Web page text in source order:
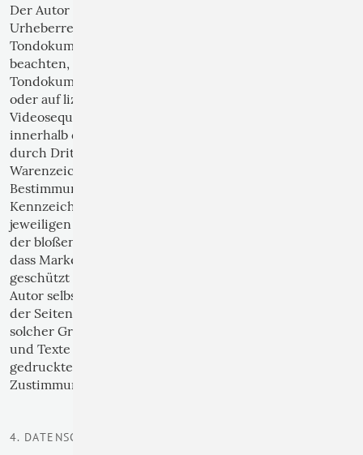
Der Autor ist bestrebt, in allen Publikationen die
Urheberrechte der verwendeten Grafiken,
Tondokumente, Videosequenzen und Texte zu
beachten, von ihm selbst erstellte Grafiken,
Tondokumente, Videosequenzen und Texte zu nutzen
oder auf lizenzfreie Grafiken, Tondokumente,
Videosequenzen und Texte zurückzugreifen. Alle
innerhalb des Internetangebotes genannten und ggf.
durch Dritte geschützten Marken- und
Warenzeichen unterliegen uneingeschränkt den
Bestimmungen des jeweils gültigen
Kennzeichenrechts und den Besitzrechten der
jeweiligen eingetragenen Eigentümer. Allein aufgrund
der bloßen Nennung ist nicht der Schluss zu ziehen,
dass Markenzeichen nicht durch Rechte Dritter
geschützt sind! Das Copyright für veröffentlichte, vom
Autor selbst erstellte Objekte bleibt allein beim Autor
der Seiten. Eine Vervielfältigung oder Verwendung
solcher Grafiken, Tondokumente, Videosequenzen
und Texte in anderen elektronischen oder
gedruckten Publikationen ist ohne ausdrückliche
Zustimmung des Autors nicht gestattet.
4. DATENSCHUTZ